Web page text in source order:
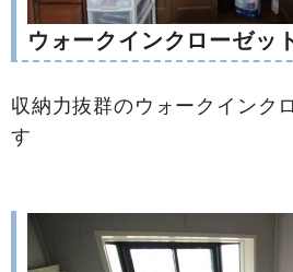
ウォークインクローゼッ
収納力抜群のウォークインク
す